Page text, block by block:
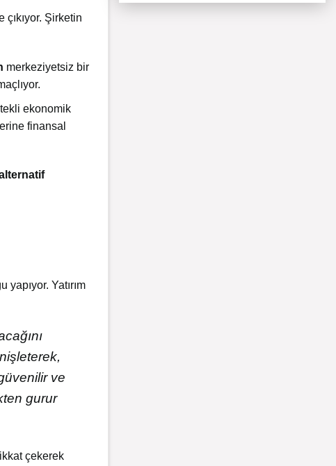
Şirketin
merkeziyetsiz bir
ekonomik
finansal
Yatırım
ve
gurur
çekerek